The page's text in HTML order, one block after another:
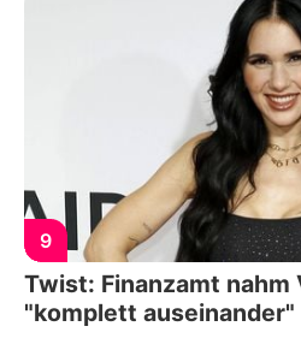
9
Twist: Finanzamt nahm
"komplett auseinander"